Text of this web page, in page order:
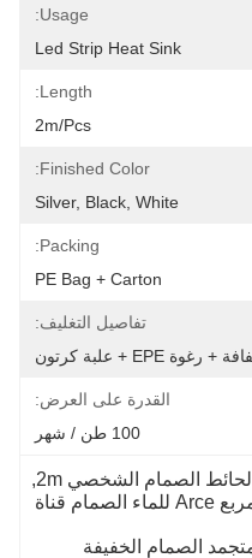
Usage:
Led Strip Heat Sink
Length:
2m/pcs
Finished Color:
Silver, Black, White
Packing:
PE Bag + Carton
تفاصيل التغليف:
القدرة على العرض:
100 طن / شهر
,
12mm متجمد الصمام الخفيفة